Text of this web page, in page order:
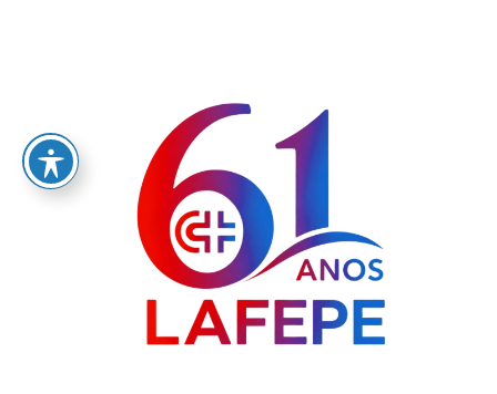
LABORATÓRIO FARMACÊUTICO DO ESTADO DE PERNAMBUCO
GOVERNADOR MIGUEL ARRAES - LAFEPE AVISO DE COTAÇÃO Nº 0054/2025